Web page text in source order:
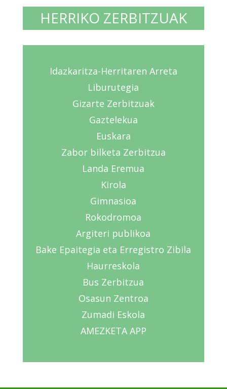
HERRIKO ZERBITZUAK
Idazkaritza-Herritaren Arreta
Liburutegia
Gizarte Zerbitzuak
Gaztelekua
Euskara
Zabor bilketa Zerbitzua
Landa Eremua
Kirola
Gimnasioa
Rokodromoa
Argiteri publikoa
Bake Epaitegia eta Erregistro Zibila
Haurreskola
Bus Zerbitzua
Osasun Zentroa
Zumadi Eskola
AMEZKETA APP